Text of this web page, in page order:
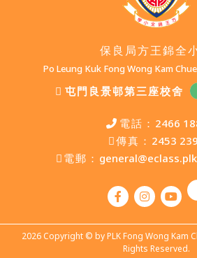
保良局方王錦全
Po Leung Kuk Fong Wong Kam
屯門良景邨第三座校舍
電話： 2466
傳真： 2453
電郵：
2026 Copyright © by PLK Fong Wong Kam
Rights Reserved.